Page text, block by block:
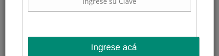
Ingrese acá